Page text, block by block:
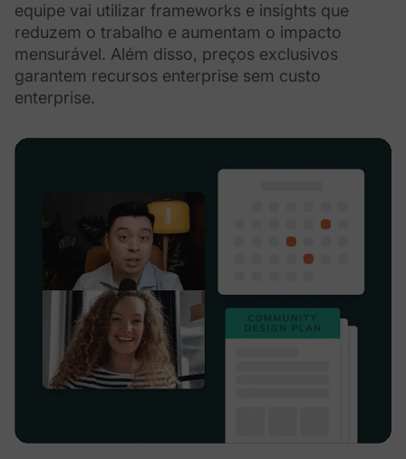
equipe vai utilizar frameworks e insights que
reduzem o trabalho e aumentam o impacto
mensurável. Além disso, preços exclusivos
garantem recursos enterprise sem custo
enterprise.